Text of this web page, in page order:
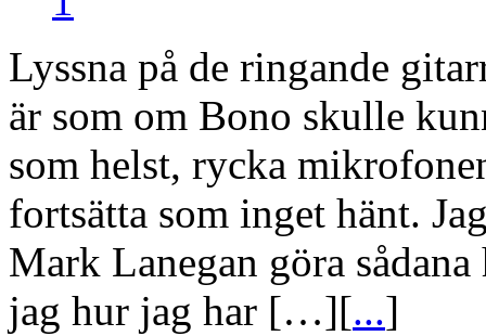
Lyssna på de ringande
är som om Bono skulle
som helst, rycka
fortsätta som inget hänt.
Mark Lanegan göra
jag hur jag har […][...]